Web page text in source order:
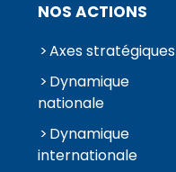
NOS ACTIONS
Axes stratégiques
Dynamique
nationale
Dynamique
internationale